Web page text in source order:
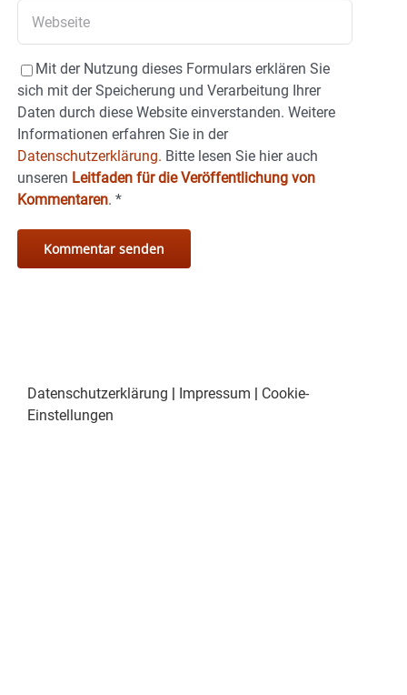
Mit der Nutzung dieses Formulars erklären Sie
sich mit der Speicherung und Verarbeitung Ihrer
Daten durch diese Website einverstanden. Weitere
Informationen erfahren Sie in der
Datenschutzerklärung. Bitte lesen Sie hier auch
unseren Leitfaden für die Veröffentlichung von
Kommentaren. *
Datenschutzerklärung Impressum
Cookie-
Einstellungen